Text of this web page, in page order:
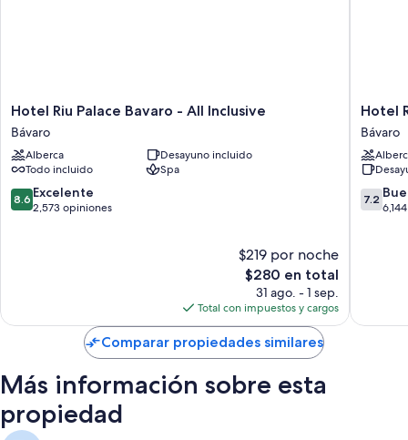
Hotel
Riu
Palace
Bavaro
-
All
Inclusive
Hotel Riu Palace Bavaro - All Inclusive
Bávaro
Alberca
Desayuno incluido
Todo incluido
Spa
8.6
de
8.6 Excelente
2,573 opiniones
$219 por noche
El
precio
actual
es
de
$280
$280 en total
31 ago. - 1 sep.
Total con impuestos y cargos
Hotel
Riu
-
Adults
only
-
Hotel
Bávaro
7.2
de
7.2
Comparar propiedades similares
Más información sobre esta
propiedad